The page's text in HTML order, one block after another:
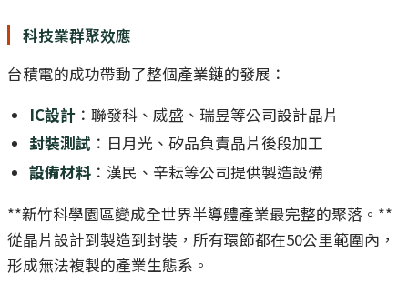
科技業群聚效應
台積電的成功帶動了整個產業鏈的發展：
IC設計 ：聯發科、威盛、瑞昱等公司設計晶片
封裝測試 ：日月光、矽品負責晶片後段加工
設備材料 ：漢民、辛耘等公司提供製造設備
**新竹科學園區變成全世界半導體產業最完整的聚落。**
從晶片設計到製造到封裝，所有環節都在50公里範圍內，
形成無法複製的產業生態系。